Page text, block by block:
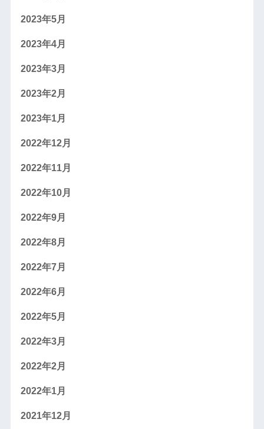
2023年5月
2023年4月
2023年3月
2023年2月
2023年1月
2022年12月
2022年11月
2022年10月
2022年9月
2022年8月
2022年7月
2022年6月
2022年5月
2022年3月
2022年2月
2022年1月
2021年12月